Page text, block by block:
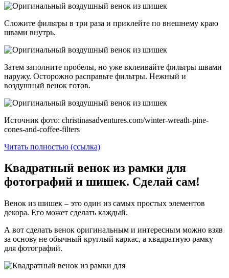
Сложите фильтры в три раза и приклейте по внешнему краю
швами внутрь.
Затем заполните пробелы, но уже вклеивайте фильтры швами
наружу. Осторожно расправьте фильтры. Нежный и
воздушный венок готов.
Источник фото: christinasadventures.com/winter-wreath-pine-
cones-and-coffee-filters
Читать полностью (ссылка)
Квадратный венок из рамки для
фотографий и шишек. Сделай сам!
Венок из шишек – это один из самых простых элементов
декора. Его может сделать каждый.
А вот сделать венок оригинальным и интересным можно взяв
за основу не обычный круглый каркас, а квадратную рамку
для фотографий.